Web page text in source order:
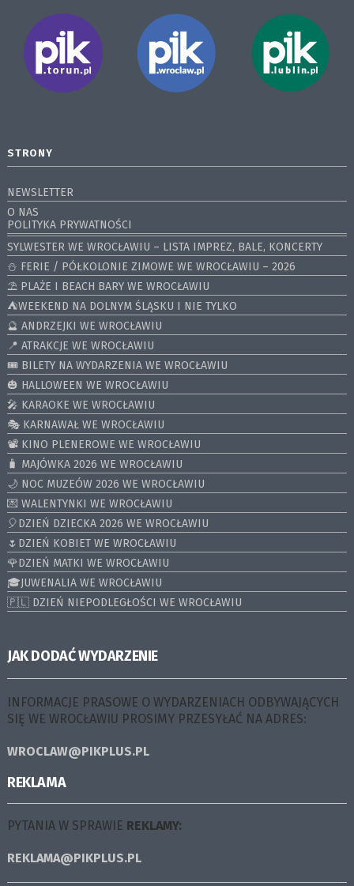
STRONY
NEWSLETTER
O NAS
POLITYKA PRYWATNOŚCI
SYLWESTER WE WROCŁAWIU – LISTA IMPREZ, BALE, KONCERTY
⛄️ FERIE / PÓŁKOLONIE ZIMOWE WE WROCŁAWIU – 2026
⛱️ PLAŻE I BEACH BARY WE WROCŁAWIU
⛺️WEEKEND NA DOLNYM ŚLĄSKU I NIE TYLKO
🔮 ANDRZEJKI WE WROCŁAWIU
📍 ATRAKCJE WE WROCŁAWIU
🎟️ BILETY NA WYDARZENIA WE WROCŁAWIU
🎃 HALLOWEEN WE WROCŁAWIU
🎤 KARAOKE WE WROCŁAWIU
🎭 KARNAWAŁ WE WROCŁAWIU
📽️ KINO PLENEROWE WE WROCŁAWIU
🧳 MAJÓWKA 2026 WE WROCŁAWIU
🌙 NOC MUZEÓW 2026 WE WROCŁAWIU
💌 WALENTYNKI WE WROCŁAWIU
🎈DZIEŃ DZIECKA 2026 WE WROCŁAWIU
🌷DZIEŃ KOBIET WE WROCŁAWIU
🌹DZIEŃ MATKI WE WROCŁAWIU
🎓JUWENALIA WE WROCŁAWIU
🇵🇱 DZIEŃ NIEPODLEGŁOŚCI WE WROCŁAWIU
JAK DODAĆ WYDARZENIE
INFORMACJE PRASOWE O WYDARZENIACH ODBYWAJĄCYCH
SIĘ WE WROCŁAWIU PROSIMY PRZESYŁAĆ NA ADRES:
WROCLAW@PIKPLUS.PL
REKLAMA
PYTANIA W SPRAWIE REKLAMY:
REKLAMA@PIKPLUS.PL